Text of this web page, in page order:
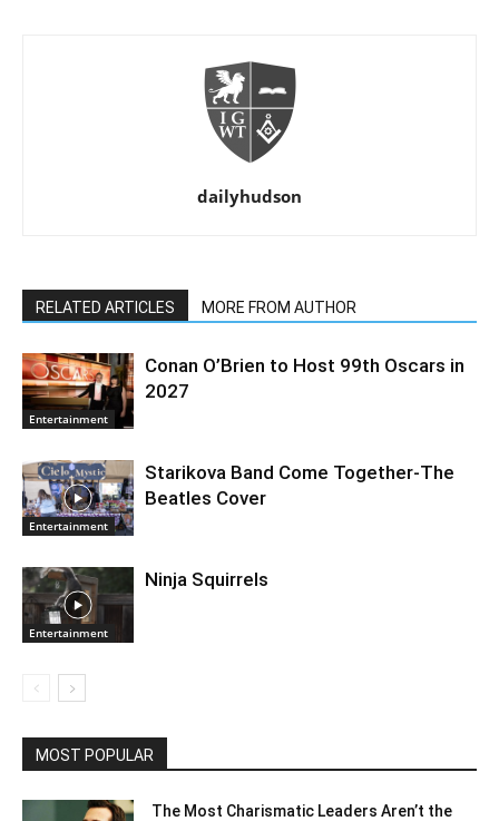
dailyhudson
RELATED ARTICLES MORE FROM AUTHOR
Entertainment
Conan O’Brien to Host 99th Oscars in
2027
Entertainment
Starikova Band Come Together-The
Beatles Cover
Entertainment
Ninja Squirrels
MOST POPULAR
The Most Charismatic Leaders Aren’t the